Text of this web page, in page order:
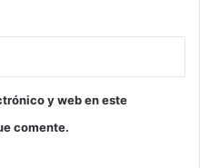
y web en este
comente.